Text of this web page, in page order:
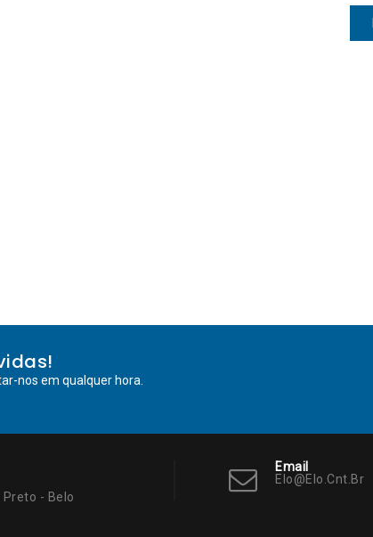
nos em qualquer hora.
- Belo
Email
Elo@elo.cnt.br